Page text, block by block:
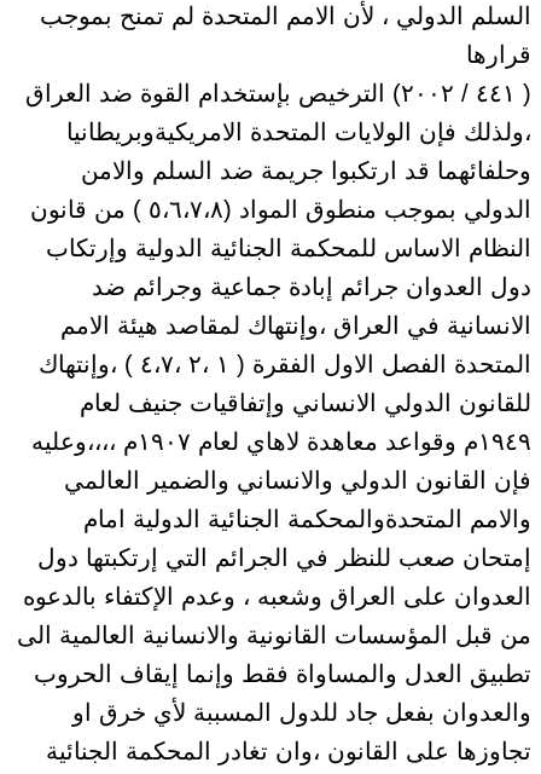
السلم الدولي ، لأن الامم المتحدة لم تمنح بموجب
قرارها
( ٤٤١ / ٢٠٠٢) الترخيص بإستخدام القوة ضد العراق
،ولذلك فإن الولايات المتحدة الامريكيةوبريطانيا
وحلفائهما قد ارتكبوا جريمة ضد السلم والامن
الدولي بموجب منطوق المواد (٥،٦،٧،٨ ) من قانون
النظام الاساس للمحكمة الجنائية الدولية وإرتكاب
دول العدوان جرائم إبادة جماعية وجرائم ضد
الانسانية في العراق ،وإنتهاك لمقاصد هيئة الامم
المتحدة الفصل الاول الفقرة ( ١ ،٢ ،٤،٧ ) ،وإنتهاك
للقانون الدولي الانساني وإتفاقيات جنيف لعام
١٩٤٩م وقواعد معاهدة لاهاي لعام ١٩٠٧م ،،،،وعليه
فإن القانون الدولي والانساني والضمير العالمي
والامم المتحدةوالمحكمة الجنائية الدولية امام
إمتحان صعب للنظر في الجرائم التي إرتكبتها دول
العدوان على العراق وشعبه ، وعدم الإكتفاء بالدعوه
من قبل المؤسسات القانونية والانسانية العالمية الى
تطبيق العدل والمساواة فقط وإنما إيقاف الحروب
والعدوان بفعل جاد للدول المسببة لأي خرق او
تجاوزها على القانون ،وان تغادر المحكمة الجنائية